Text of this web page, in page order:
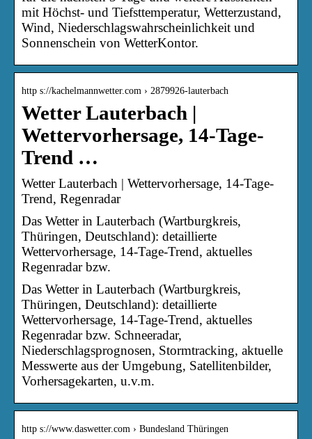
mit Höchst- und Tiefsttemperatur, Wetterzustand,
Wind, Niederschlagswahrscheinlichkeit und
Sonnenschein von WetterKontor.
http s://kachelmannwetter.com › 2879926-lauterbach
Wetter Lauterbach |
Wettervorhersage, 14-Tage-
Trend …
Wetter Lauterbach | Wettervorhersage, 14-Tage-
Trend, Regenradar
Das Wetter in Lauterbach (Wartburgkreis,
Thüringen, Deutschland): detaillierte
Wettervorhersage, 14-Tage-Trend, aktuelles
Regenradar bzw.
Das Wetter in Lauterbach (Wartburgkreis,
Thüringen, Deutschland): detaillierte
Wettervorhersage, 14-Tage-Trend, aktuelles
Regenradar bzw. Schneeradar,
Niederschlagsprognosen, Stormtracking, aktuelle
Messwerte aus der Umgebung, Satellitenbilder,
Vorhersagekarten, u.v.m.
http s://www.daswetter.com › Bundesland Thüringen